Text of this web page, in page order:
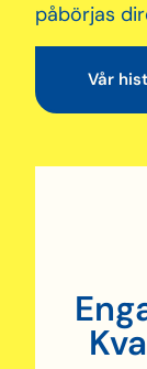
påbörjas
Vår